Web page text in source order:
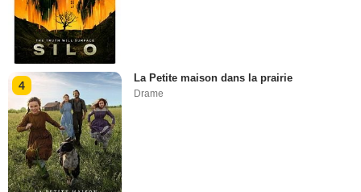
4
La Petite maison dans la prairie
Drame